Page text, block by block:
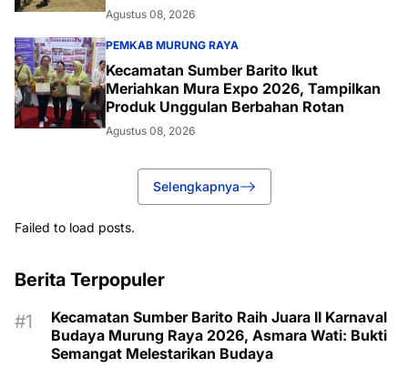
Agustus 08, 2026
PEMKAB MURUNG RAYA
Kecamatan Sumber Barito Ikut
Meriahkan Mura Expo 2026, Tampilkan
Produk Unggulan Berbahan Rotan
Agustus 08, 2026
Selengkapnya
Failed to load posts.
Berita Terpopuler
Kecamatan Sumber Barito Raih Juara II Karnaval
Budaya Murung Raya 2026, Asmara Wati: Bukti
Semangat Melestarikan Budaya